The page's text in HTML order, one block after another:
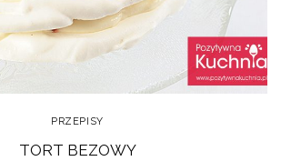
PRZEPISY
TORT BEZOWY